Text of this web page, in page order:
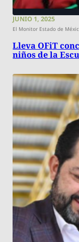
JUNIO 1, 2025
El Monitor Estado de
Lleva OFiT
niños de la